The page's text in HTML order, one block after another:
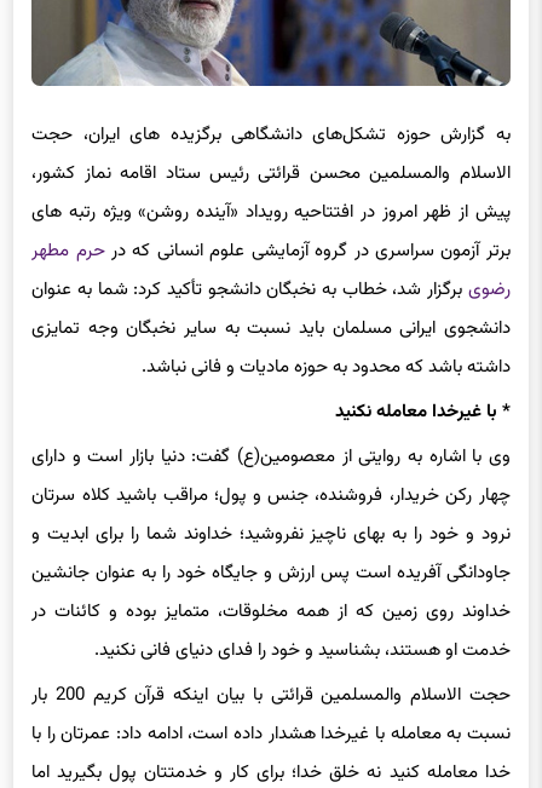
به گزارش حوزه تشکل‌های دانشگاهی برگزیده های ایران، حجت
الاسلام والمسلمین محسن قرائتی رئیس ستاد اقامه نماز کشور،
پیش از ظهر امروز در افتتاحیه رویداد «آینده روشن» ویژه رتبه های
برتر آزمون سراسری در گروه آزمایشی علوم انسانی که درحرم مطهر
رضوی برگزار شد، خطاب به نخبگان دانشجو تأکید کرد: شما به عنوان
دانشجوی ایرانی مسلمان باید نسبت به سایر نخبگان وجه تمایزی
داشته باشد که محدود به حوزه مادیات و فانی نباشد.
* با غیرخدا معامله نکنید
وی با اشاره به روایتی از معصومین(ع) گفت: دنیا بازار است و دارای
چهار رکن خریدار، فروشنده، جنس و پول؛ مراقب باشید کلاه سرتان
نرود و خود را به بهای ناچیز نفروشید؛ خداوند شما را برای ابدیت و
جاودانگی آفریده است پس ارزش و جایگاه خود را به عنوان جانشین
خداوند روی زمین که از همه مخلوقات، متمایز بوده و کائنات در
خدمت او هستند، بشناسید و خود را فدای دنیای فانی نکنید.
حجت الاسلام والمسلمین قرائتی با بیان اینکه قرآن کریم 200 بار
نسبت به معامله با غیرخدا هشدار داده است، ادامه داد: عمرتان را با
خدا معامله کنید نه خلق خدا؛ برای کار و خدمتتان پول بگیرید اما